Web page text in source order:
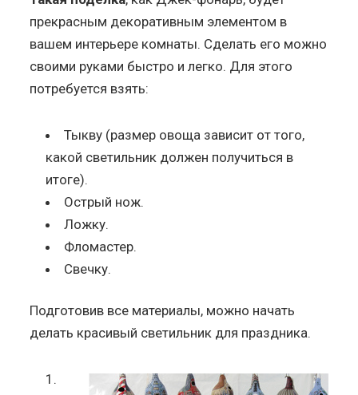
прекрасным декоративным элементом в
вашем интерьере комнаты. Сделать его можно
своими руками быстро и легко. Для этого
потребуется взять:
Тыкву (размер овоща зависит от того,
какой светильник должен получиться в
итоге).
Острый нож.
Ложку.
Фломастер.
Свечку.
Подготовив все материалы, можно начать
делать красивый светильник для праздника.